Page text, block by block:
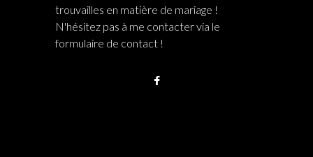
trouvailles en matière de mariage !
N'hésitez pas à me contacter via le
formulaire de contact !